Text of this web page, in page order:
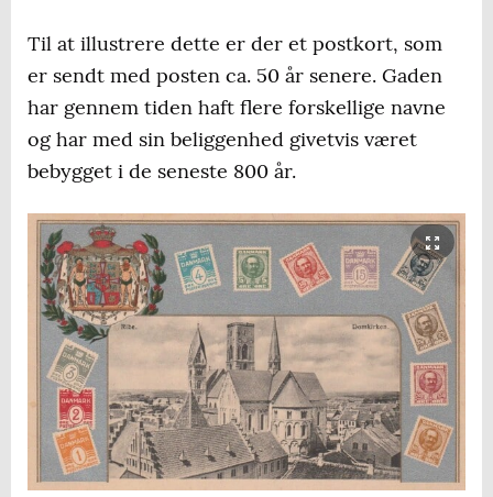
Til at illustrere dette er der et postkort, som
er sendt med posten ca. 50 år senere. Gaden
har gennem tiden haft flere forskellige navne
og har med sin beliggenhed givetvis været
bebygget i de seneste 800 år.